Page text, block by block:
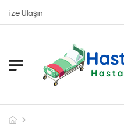
Ulaşın